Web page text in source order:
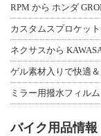
ネクサスから
バイク用品情報